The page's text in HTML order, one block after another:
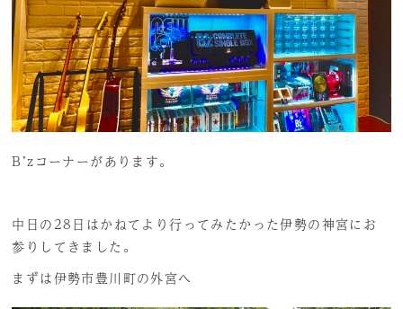
B’zコーナーがあります。
中日の28日はかねてより行ってみたかった伊勢の神宮にお
参りしてきました。
まずは伊勢市豊川町の外宮へ